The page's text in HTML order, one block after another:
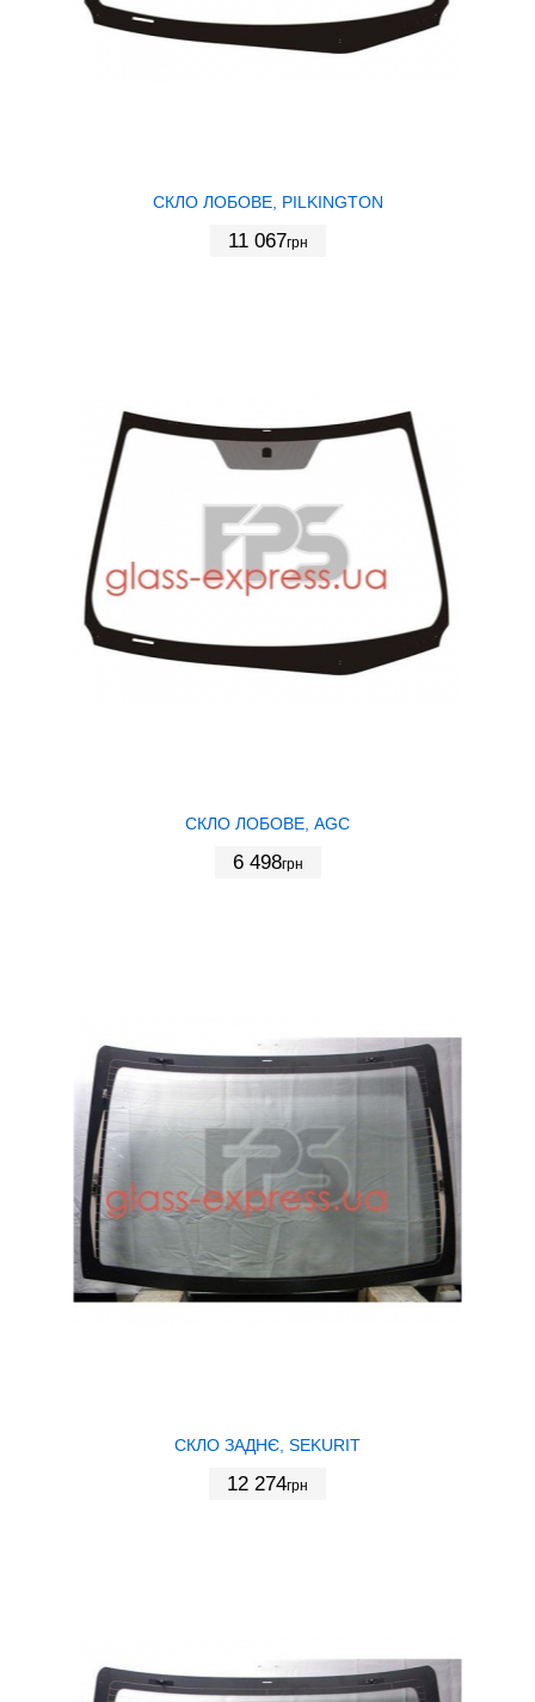
СКЛО ЛОБОВЕ, PILKINGTON
11 067грн
СКЛО ЛОБОВЕ, AGC
6 498грн
СКЛО ЗАДНЄ, SEKURIT
12 274грн